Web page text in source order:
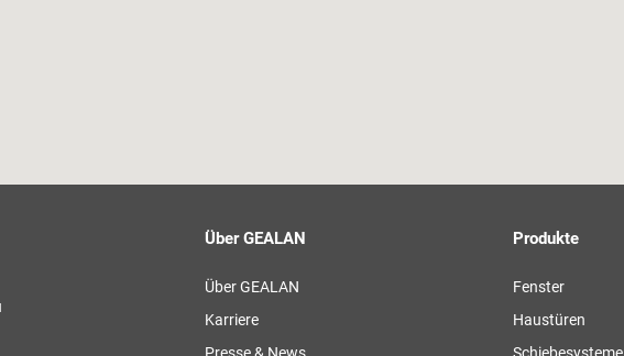
Über GEALAN
Über GEALAN
Karriere
Produkte
Fenster
Haustüren